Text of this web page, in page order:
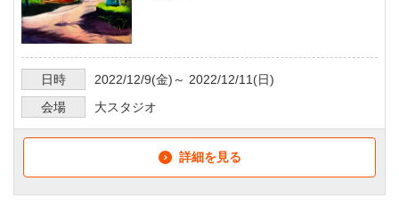
日時 2022/12/9(金)～ 2022/12/11 (日)
会場
大スタジオ
詳細を見る